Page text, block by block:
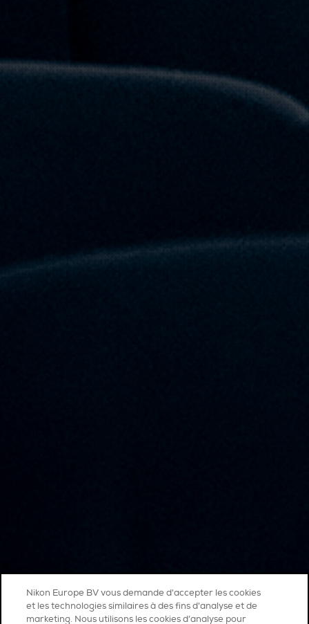
Nikon Europe BV vous demande d'accepter les cookies
et les technologies similaires à des fins d'analyse et de
marketing. Nous utilisons les cookies d’analyse pour